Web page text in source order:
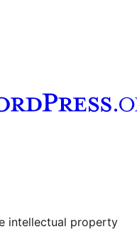
de Tumblr
intellectual property